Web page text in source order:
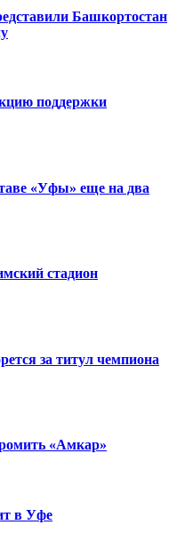
Башкортостан
поддержки
«Уфы» еще на два
стадион
за титул чемпиона
«Амкар»
в Уфе